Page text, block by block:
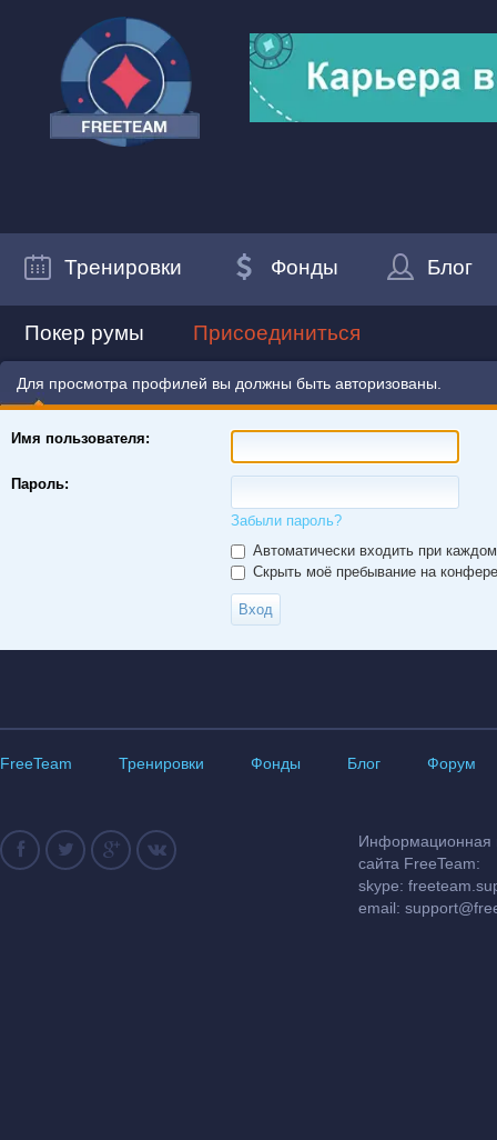
Тренировки Фонды Блог
Покер румы Присоединиться
Для просмотра профилей вы должны быть авторизованы.
Имя пользователя:
Пароль:
Забыли пароль?
Автоматически входить при
Скрыть моё пребывание на
FreeTeam Тренировки Фонды Блог Форум
Информационная
сайта FreeTeam:
skype:
email: